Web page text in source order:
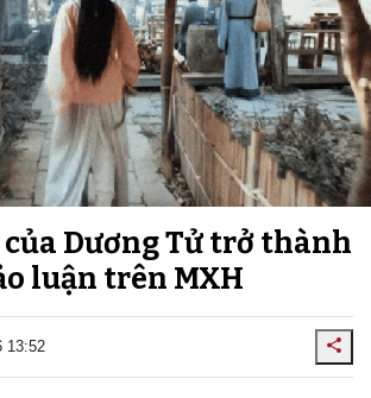
Dương Tử trở thành
luận trên MXH
13:52